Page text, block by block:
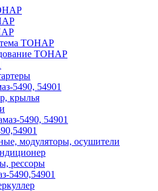
ТОНАР
ТОНАР
5490, 54901
крылья
5490, 54901
модуляторы, осушители
рессоры
5490,54901